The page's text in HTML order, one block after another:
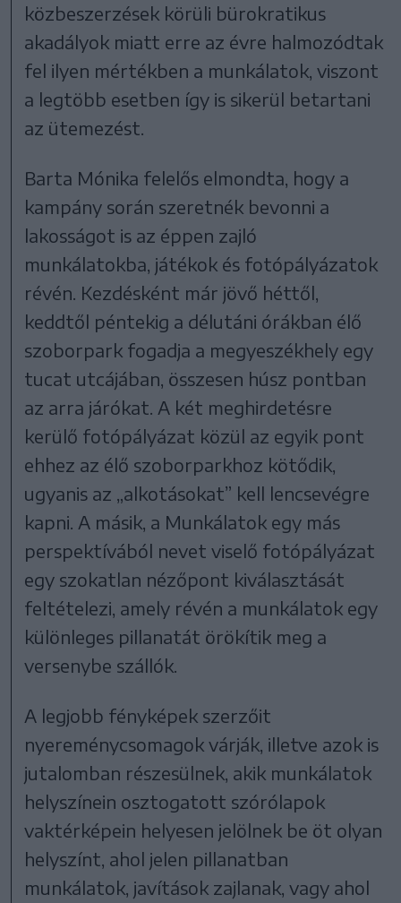
közbeszerzések körüli bürokratikus
akadályok miatt erre az évre halmozódtak
fel ilyen mértékben a munkálatok, viszont
a legtöbb esetben így is sikerül betartani
az ütemezést.
Barta Mónika felelős elmondta, hogy a
kampány során szeretnék bevonni a
lakosságot is az éppen zajló
munkálatokba, játékok és fotópályázatok
révén. Kezdésként már jövő héttől,
keddtől péntekig a délutáni órákban élő
szoborpark fogadja a megyeszékhely egy
tucat utcájában, összesen húsz pontban
az arra járókat. A két meghirdetésre
kerülő fotópályázat közül az egyik pont
ehhez az élő szoborparkhoz kötődik,
ugyanis az „alkotásokat” kell lencsevégre
kapni. A másik, a Munkálatok egy más
perspektívából nevet viselő fotópályázat
egy szokatlan nézőpont kiválasztását
feltételezi, amely révén a munkálatok egy
különleges pillanatát örökítik meg a
versenybe szállók.
A legjobb fényképek szerzőit
nyereménycsomagok várják, illetve azok is
jutalomban részesülnek, akik munkálatok
helyszínein osztogatott szórólapok
vaktérképein helyesen jelölnek be öt olyan
helyszínt, ahol jelen pillanatban
munkálatok, javítások zajlanak, vagy ahol